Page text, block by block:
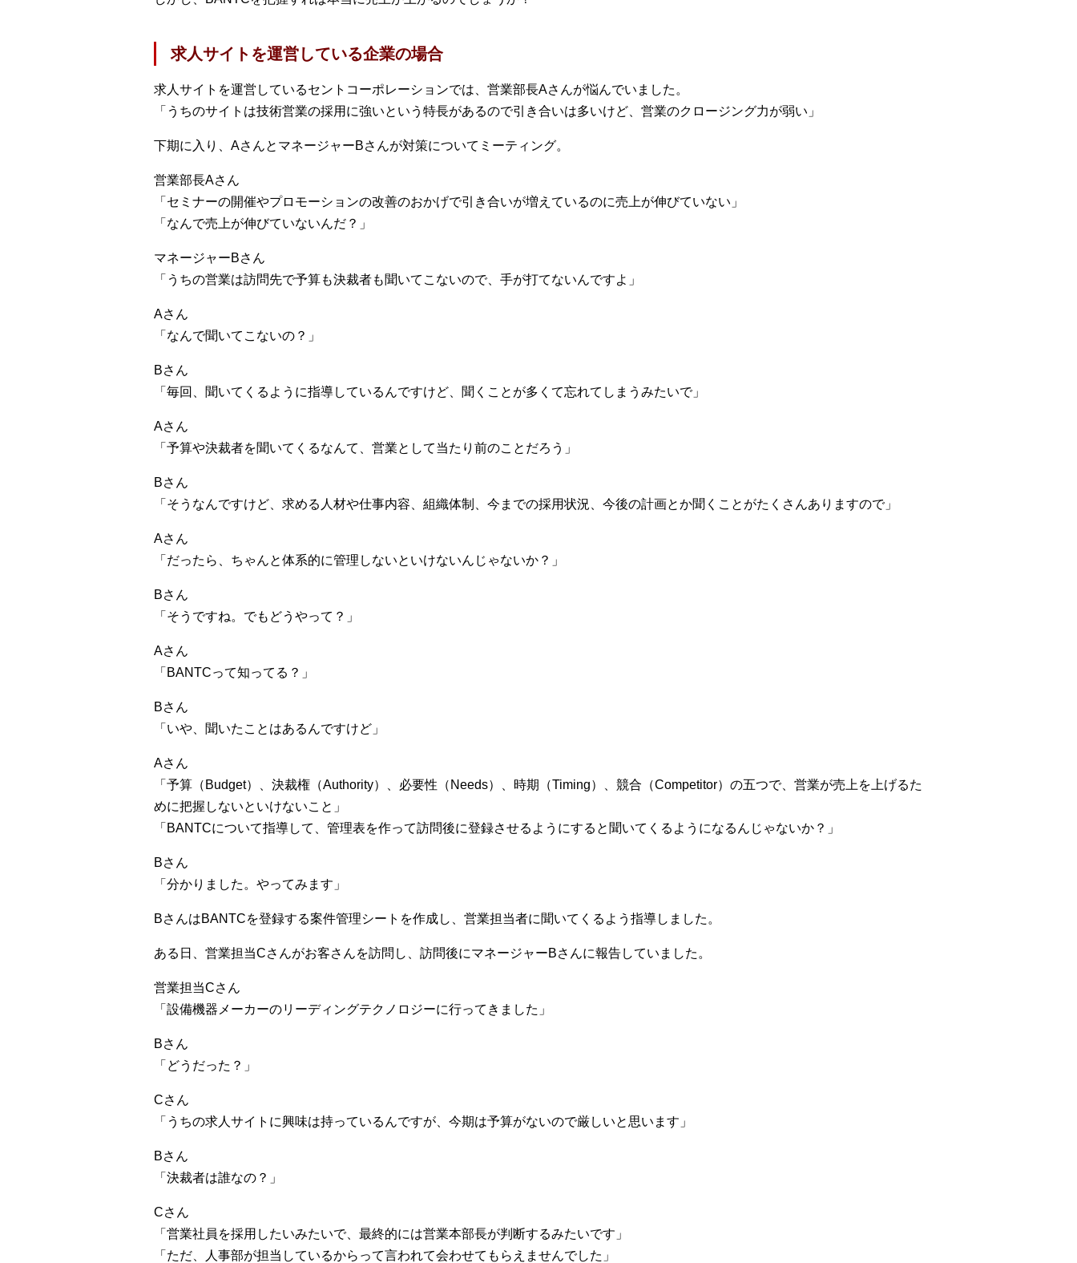
求人サイトを運営している企業の場合
求人サイトを運営しているセントコーポレーションでは、営業部長Aさんが悩んでいました。
「うちのサイトは技術営業の採用に強いという特長があるので引き合いは多いけど、営業のクロージング力が弱い」
下期に入り、AさんとマネージャーBさんが対策についてミーティング。
営業部長Aさん
「セミナーの開催やプロモーションの改善のおかげで引き合いが増えているのに売上が伸びていない」
「なんで売上が伸びていないんだ？」
マネージャーBさん
「うちの営業は訪問先で予算も決裁者も聞いてこないので、手が打てないんですよ」
Aさん
「なんで聞いてこないの？」
Bさん
「毎回、聞いてくるように指導しているんですけど、聞くことが多くて忘れてしまうみたいで」
Aさん
「予算や決裁者を聞いてくるなんて、営業として当たり前のことだろう」
Bさん
「そうなんですけど、求める人材や仕事内容、組織体制、今までの採用状況、今後の計画とか聞くことがたくさんありますので」
Aさん
「だったら、ちゃんと体系的に管理しないといけないんじゃないか？」
Bさん
「そうですね。でもどうやって？」
Aさん
「BANTCって知ってる？」
Bさん
「いや、聞いたことはあるんですけど」
Aさん
「予算（Budget）、決裁権（Authority）、必要性（Needs）、時期（Timing）、競合（Competitor）の五つで、営業が売上を上げるた
めに把握しないといけないこと」
「BANTCについて指導して、管理表を作って訪問後に登録させるようにすると聞いてくるようになるんじゃないか？」
Bさん
「分かりました。やってみます」
BさんはBANTCを登録する案件管理シートを作成し、営業担当者に聞いてくるよう指導しました。
ある日、営業担当Cさんがお客さんを訪問し、訪問後にマネージャーBさんに報告していました。
営業担当Cさん
「設備機器メーカーのリーディングテクノロジーに行ってきました」
Bさん
「どうだった？」
Cさん
「うちの求人サイトに興味は持っているんですが、今期は予算がないので厳しいと思います」
Bさん
「決裁者は誰なの？」
Cさん
「営業社員を採用したいみたいで、最終的には営業本部長が判断するみたいです」
「ただ、人事部が担当しているからって言われて会わせてもらえませんでした」